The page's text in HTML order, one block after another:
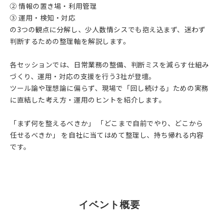
② 情報の置き場・利用管理
③ 運用・検知・対応
の3つの観点に分解し、少人数情シスでも抱え込まず、迷わず
判断するための整理軸を解説します。
各セッションでは、日常業務の整備、判断ミスを減らす仕組み
づくり、運用・対応の支援を行う3社が登壇。
ツール論や理想論に偏らず、現場で「回し続ける」ための実務
に直結した考え方・運用のヒントを紹介します。
「まず何を整えるべきか」 「どこまで自前でやり、どこから
任せるべきか」 を自社に当てはめて整理し、持ち帰れる内容
です。
イベント概要